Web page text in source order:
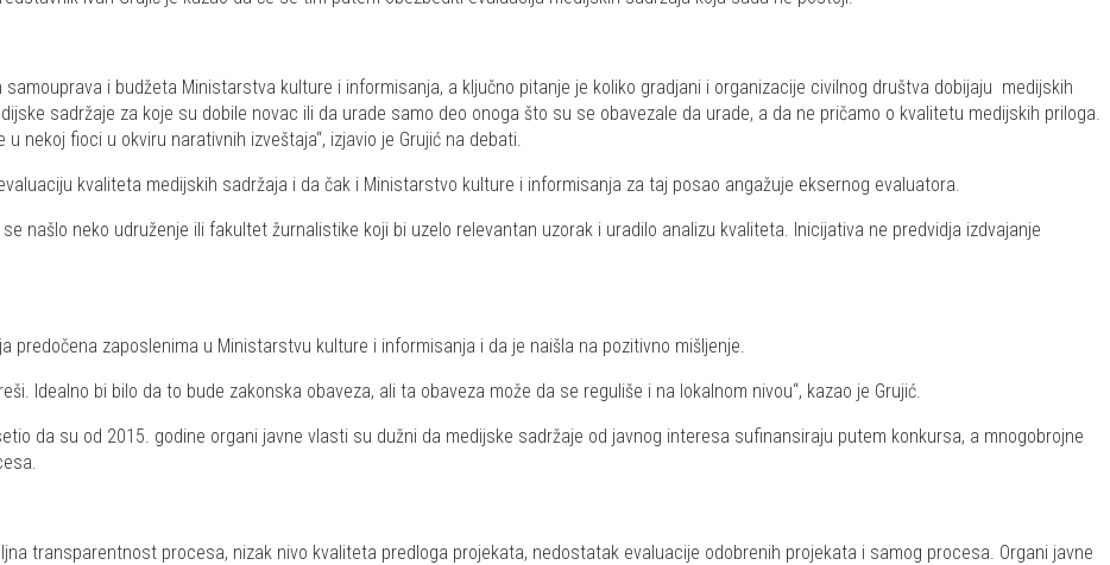
i budžeta Ministarstva kulture i informisanja, a ključno pitanje je koliko gradjani i organizacije civilnog društva dobijaju medijskih
sadržaje za koje su dobile novac ili da urade samo deo onoga što su se obavezale da urade, a da ne pričamo o kvalitetu medijskih priloga.
nekoj fioci u okviru narativnih izveštaja“, izjavio je Grujić na debati.
kvaliteta medijskih sadržaja i da čak i Ministarstvo kulture i informisanja za taj posao angažuje eksernog evaluatora.
našlo neko udruženje ili fakultet žurnalistike koji bi uzelo relevantan uzorak i uradilo analizu kvaliteta. Inicijativa ne predvidja izdvajanje
predočena zaposlenima u Ministarstvu kulture i informisanja i da je naišla na pozitivno mišljenje.
Idealno bi bilo da to bude zakonska obaveza, ali ta obaveza može da se reguliše i na lokalnom nivou“, kazao je Grujić.
da su od 2015. godine organi javne vlasti su dužni da medijske sadržaje od javnog interesa sufinansiraju putem konkursa, a mnogobrojne
transparentnost procesa, nizak nivo kvaliteta predloga projekata, nedostatak evaluacije odobrenih projekata i samog procesa. Organi javne